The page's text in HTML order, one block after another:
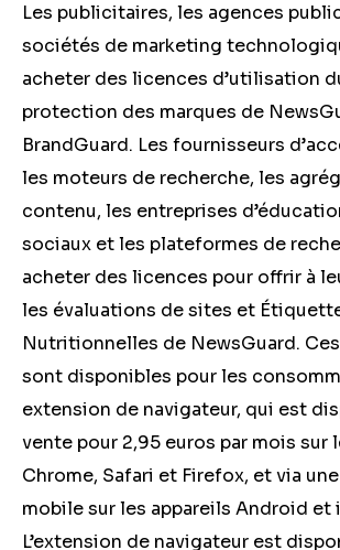
Les publicitaires, les agences
sociétés de marketing
acheter des licences d’utilisation
protection des marques de
BrandGuard. Les fournisseurs
les moteurs de recherche, les
contenu, les entreprises
sociaux et les plateformes de
acheter des licences pour offrir à
les évaluations de sites et
Nutritionnelles de NewsGuard.
sont disponibles pour les
extension de navigateur, qui est
vente pour 2,95 euros par mois sur
Chrome, Safari et Firefox, et via
mobile sur les appareils Android et
L’extension de navigateur est